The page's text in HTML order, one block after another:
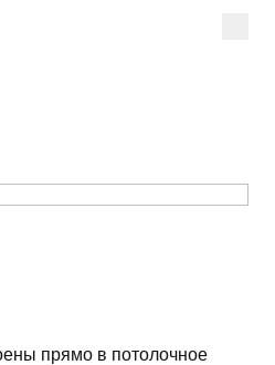
прямо в потолочное